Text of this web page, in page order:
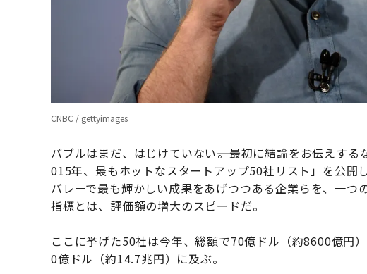
CNBC / gettyimages
バブルはまだ、はじけていない――。最初に結論をお伝えす
015年、最もホットなスタートアップ50社リスト」を公開
バレーで最も輝かしい成果をあげつつある企業らを、一
指標とは、評価額の増大のスピードだ。
ここに挙げた50社は今年、総額で70億ドル（約8600億円
0億ドル（約14.7兆円）に及ぶ。